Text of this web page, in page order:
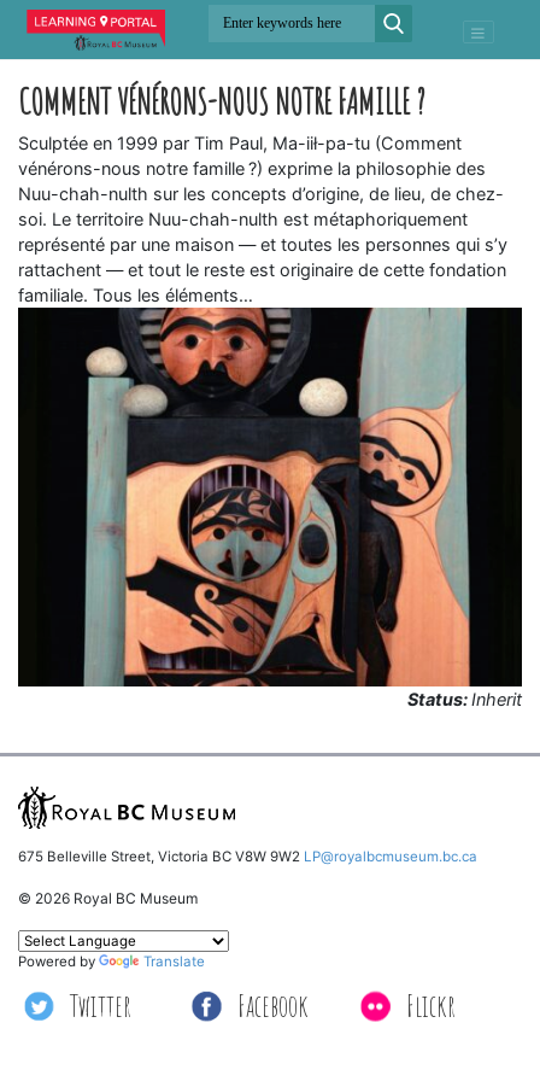
COMMENT VÉNÉRONS-NOUS NOTRE FAMILLE ?
Sculptée en 1999 par Tim Paul, Ma-iił-pa-tu (Comment
vénérons-nous notre famille ?) exprime la philosophie des
Nuu-chah-nulth sur les concepts d’origine, de lieu, de chez-
soi. Le territoire Nuu-chah-nulth est métaphoriquement
représenté par une maison — et toutes les personnes qui s’y
rattachent — et tout le reste est originaire de cette fondation
familiale. Tous les éléments…
Status:Inherit
675 Belleville Street, Victoria BC V8W 9W2 LP@royalbcmuseum.bc.ca
© 2026 Royal BC Museum
Twitter Facebook Flickr
Powered by Translate